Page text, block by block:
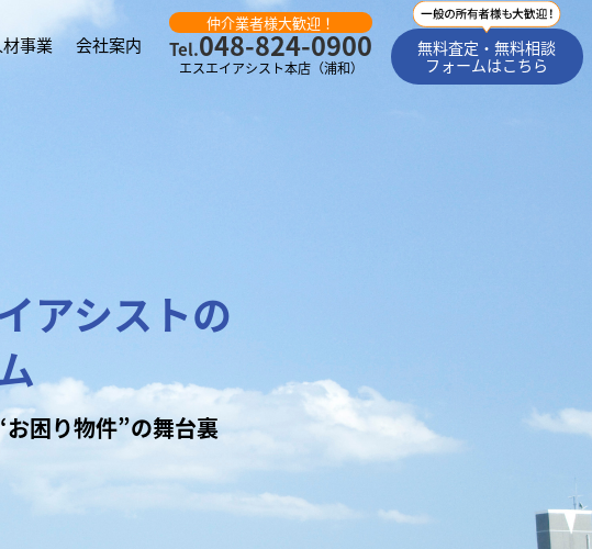
事業 会社案内
仲介業者様大歓迎！
Tel.048-824-0900
エスエイアシスト本店（浦和）
無料査定・無料相談
フォームはこちら
アシストの
困り物件”の舞台裏